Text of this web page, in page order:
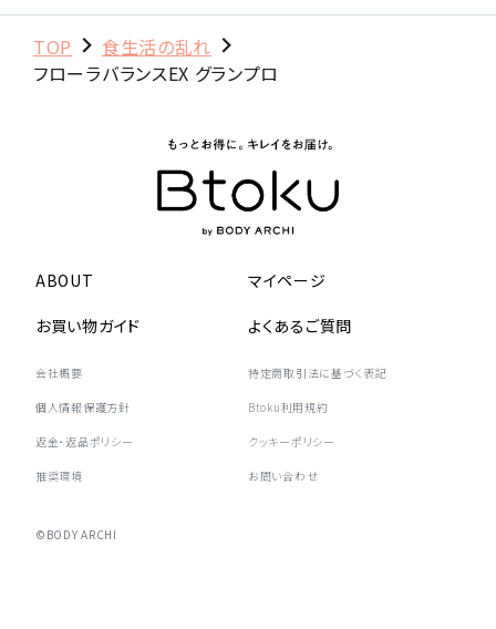
TOP
食生活の乱れ
フローラバランスEX グランプロ
ABOUT マイページ
お買い物ガイド よくあるご質問
会社概要 特定商取引法に基づく表記
個人情報保護方針 Btoku利用規約
返金・返品ポリシー クッキーポリシー
推奨環境 お問い合わせ
©BODY ARCHI